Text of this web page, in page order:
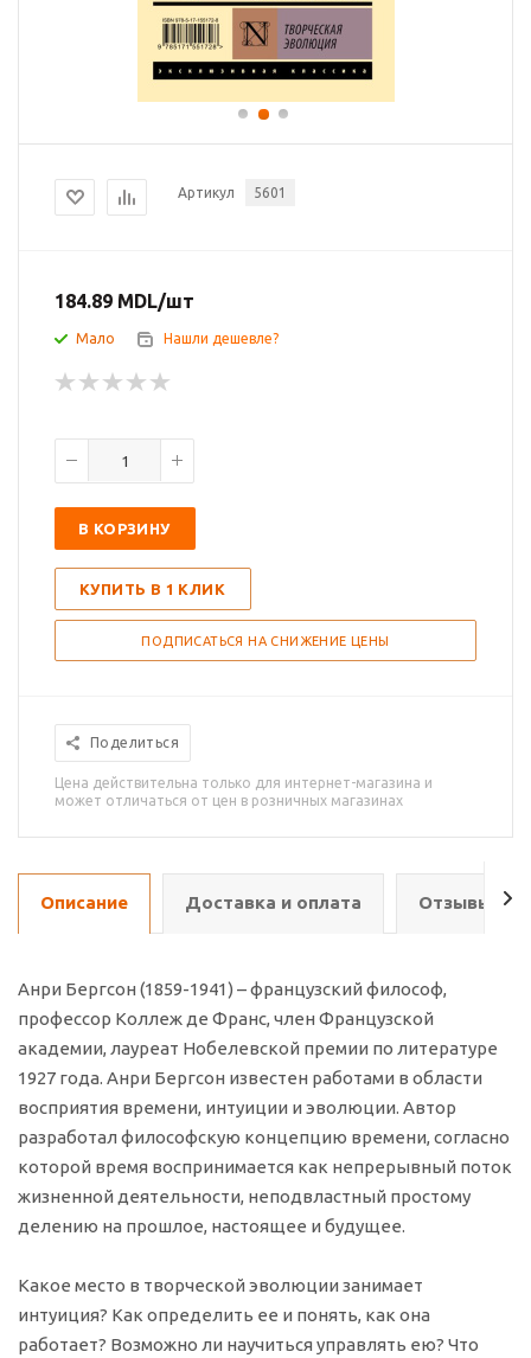
Артикул 5601
184.89 MDL/шт
Мало Нашли дешевле?
В КОРЗИНУ
КУПИТЬ В 1 КЛИК
ПОДПИСАТЬСЯ НА СНИЖЕНИЕ ЦЕНЫ
Поделиться
Цена действительна только для интернет-магазина и
может отличаться от цен в розничных магазинах
Описание Доставка и оплата Отзывы о
Анри Бергсон (1859-1941) – французский философ,
профессор Коллеж де Франс, член Французской
академии, лауреат Нобелевской премии по литературе
1927 года. Анри Бергсон известен работами в области
восприятия времени, интуиции и эволюции. Автор
разработал философскую концепцию времени, согласно
которой время воспринимается как непрерывный поток
жизненной деятельности, неподвластный простому
делению на прошлое, настоящее и будущее.
Какое место в творческой эволюции занимает
интуиция? Как определить ее и понять, как она
работает? Возможно ли научиться управлять ею? Что